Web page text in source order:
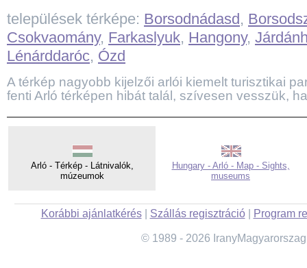
települések térképe: Borsodnádasd,
Csokvaomány, Farkaslyuk, Hangony,
Lénárddaróc, Ózd
A térkép nagyobb kijelzői arlói kiemelt turisztikai
fenti Arló térképen hibát talál, szívesen vesszük,
Arló - Térkép - Látnivalók,
múzeumok
Hungary - Arló - Map - Sights,
museums
Korábbi ajánlatkérés| Szállás regisztráció| Program
© 1989 - 2026